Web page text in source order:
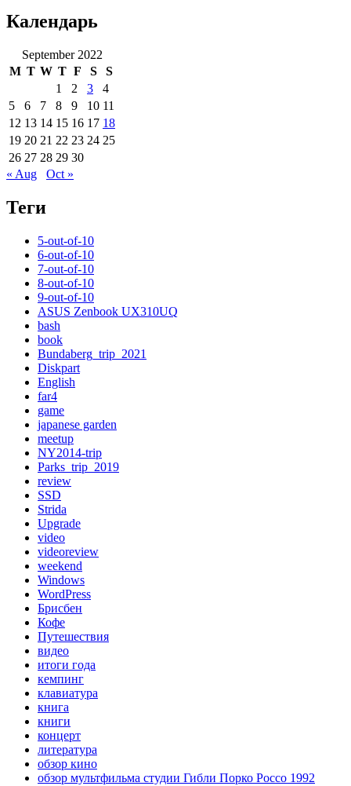
Календарь
September 2022
M T W T F S
S
1
2 3
4
5
6 7 8 9 10 11
12 13 14 15 16 17 18
19 20 21 22 23 24 25
26 27 28 29 30
« Aug
Oct »
Теги
5-out-of-10
6-out-of-10
7-out-of-10
8-out-of-10
9-out-of-10
ASUS Zenbook UX310UQ
bash
book
Bundaberg_trip_2021
Diskpart
English
far4
game
japanese garden
meetup
NY2014-trip
Parks_trip_2019
review
SSD
Strida
Upgrade
video
videoreview
weekend
Windows
WordPress
Брисбен
Кофе
Путешествия
видео
итоги года
кемпинг
клавиатура
книга
книги
концерт
литература
обзор кино
обзор мультфильма студии Гибли Порко Россо 1992